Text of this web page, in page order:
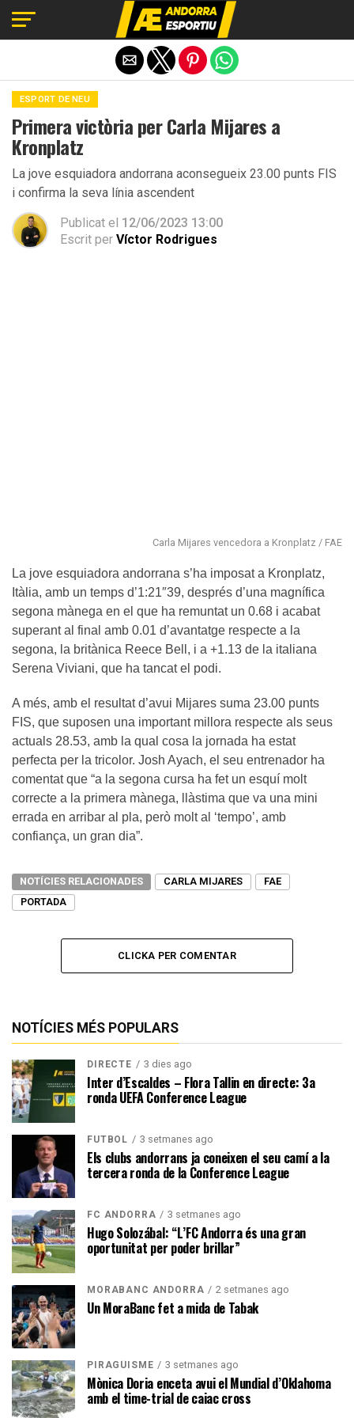
ESPORT DE NEU
Primera victòria per Carla Mijares a
Kronplatz
La jove esquiadora andorrana aconsegueix 23.00 punts FIS
i confirma la seva línia ascendent
Publicat el 12/06/2023 13:00
Escrit per Víctor Rodrigues
Carla Mijares vencedora a Kronplatz / FAE
La jove esquiadora andorrana s’ha imposat a Kronplatz,
Itàlia, amb un temps d’1:21″39, després d’una magnífica
segona mànega en el que ha remuntat un 0.68 i acabat
superant al final amb 0.01 d’avantatge respecte a la
segona, la britànica Reece Bell, i a +1.13 de la italiana
Serena Viviani, que ha tancat el podi.
A més, amb el resultat d’avui Mijares suma 23.00 punts
FIS, que suposen una important millora respecte als seus
actuals 28.53, amb la qual cosa la jornada ha estat
perfecta per la tricolor. Josh Ayach, el seu entrenador ha
comentat que “a la segona cursa ha fet un esquí molt
correcte a la primera mànega, llàstima que va una mini
errada en arribar al pla, però molt al ‘tempo’, amb
confiança, un gran dia”.
NOTÍCIES RELACIONADES CARLA MIJARES
FAE
PORTADA
CLICKA PER COMENTAR
NOTÍCIES MÉS POPULARS
DIRECTE 3 dies ago
Inter d’Escaldes – Flora Tallin en directe: 3a
ronda UEFA Conference League
FUTBOL 3 setmanes ago
Els clubs andorrans ja coneixen el seu camí a la
tercera ronda de la Conference League
FC ANDORRA 3 setmanes ago
Hugo Solozábal: “L’FC Andorra és una gran
oportunitat per poder brillar”
MORABANC ANDORRA 2 setmanes ago
Un MoraBanc fet a mida de Tabak
PIRAGÜISME 3 setmanes ago
Mònica Doria enceta avui el Mundial d’Oklahoma
amb el time-trial de caiac cross
Exit mobile version